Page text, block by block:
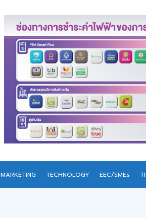
MARKETING TECHNOLOGY EEC/SMEs